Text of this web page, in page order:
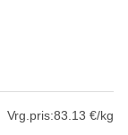
Vrg.pris:83.13 €/kg